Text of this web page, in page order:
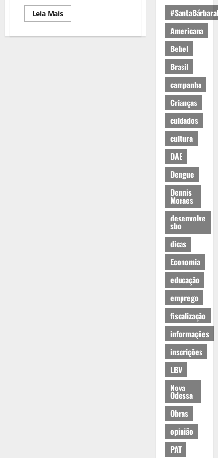
Leia Mais
Americana
Bebel
Brasil
campanha
Crianças
cuidados
cultura
DAE
Dengue
Dennis
Moraes
desenvolve
sbo
dicas
Economia
educação
emprego
fiscalização
informações
inscrições
LBV
Nova
Odessa
Obras
opinião
PAT